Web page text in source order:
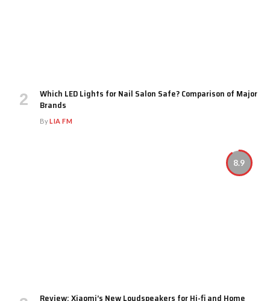
Which LED Lights for Nail Salon Safe? Comparison of Major
Brands
ByLIA FM
8.9
Review: Xiaomi’s New Loudspeakers for Hi-fi and Home